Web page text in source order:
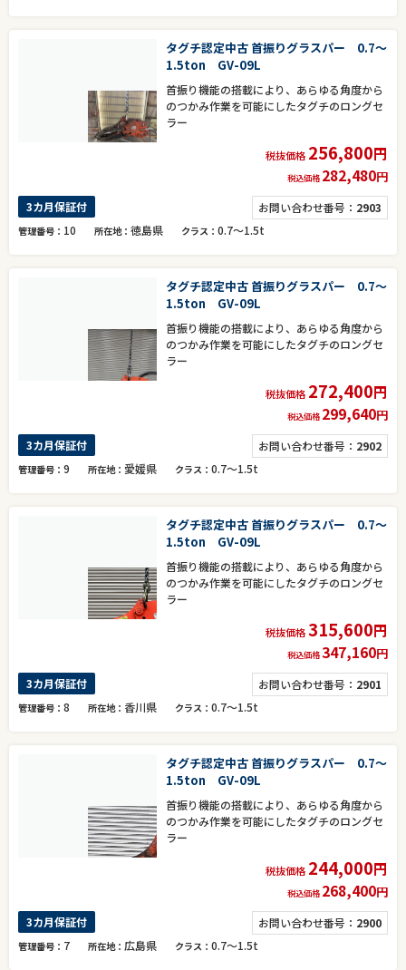
タグチ認定中古 首振りグラスパー 0.7～
1.5ton GV-09L
首振り機能の搭載により、あらゆる角度から
のつかみ作業を可能にしたタグチのロングセ
ラー
税抜価格 256,800円
税込価格 282,480円
お問い合わせ番号： 2903
3カ月保証付
管理番号 10 所在地 徳島県 クラス 0.7～1.5t
タグチ認定中古 首振りグラスパー 0.7～
1.5ton GV-09L
首振り機能の搭載により、あらゆる角度から
のつかみ作業を可能にしたタグチのロングセ
ラー
税抜価格 272,400円
税込価格 299,640円
お問い合わせ番号： 2902
3カ月保証付
管理番号 9 所在地 愛媛県 クラス 0.7～1.5t
タグチ認定中古 首振りグラスパー 0.7～
1.5ton GV-09L
首振り機能の搭載により、あらゆる角度から
のつかみ作業を可能にしたタグチのロングセ
ラー
税抜価格315,600円
税込価格347,160円
お問い合わせ番号： 2901
3カ月保証付
管理番号 8 所在地 香川県 クラス 0.7～1.5t
タグチ認定中古 首振りグラスパー 0.7～
1.5ton GV-09L
首振り機能の搭載により、あらゆる角度から
のつかみ作業を可能にしたタグチのロングセ
ラー
税抜価格 244,000円
税込価格 268,400円
お問い合わせ番号： 2900
3カ月保証付
管理番号 7 所在地 広島県 クラス 0.7～1.5t